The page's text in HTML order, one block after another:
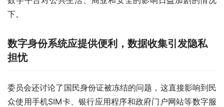
下。
数字身份系统应提供便利，数据收集引发隐私
担忧
委员会还讨论了国民身份证被冻结的问题，这直接影响到民
众使用手机SIM卡、银行应用程序和政府门户网站等数字服